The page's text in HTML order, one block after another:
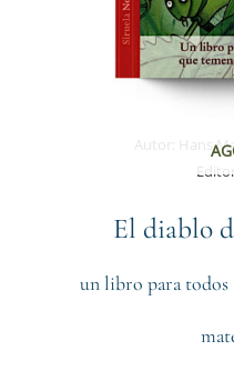
Autor: Hans
El diablo
un libro para todos